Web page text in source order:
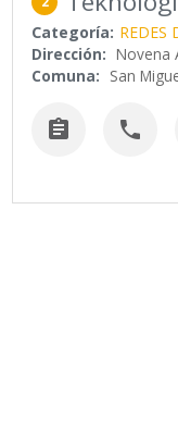
Categoría: REDES
Dirección: Novena
Comuna: San
 